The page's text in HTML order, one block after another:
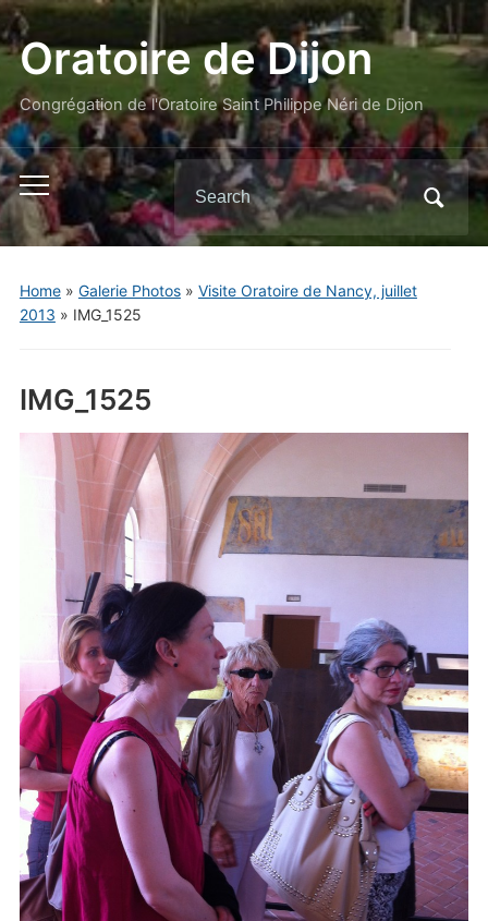
Oratoire de Dijon
Congrégation de l'Oratoire Saint Philippe Néri de Dijon
Toggle
mobile
menu
Search
for:
Home» Galerie Photos» Visite Oratoire de Nancy, juillet
2013 » IMG_1525
IMG_1525